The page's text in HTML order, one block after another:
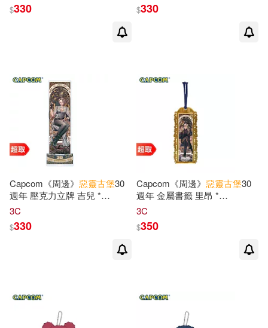
$330 $330
Capcom《周邊》 惡靈古堡30
週年 壓克力立牌 吉兒 *
CAPCOM 卡普空 * 台灣代理
3C
$330
Capcom《周邊》 惡靈古堡30
週年 金屬書籤 里昂 *
CAPCOM 卡普空 * 台灣代理
3C
$350